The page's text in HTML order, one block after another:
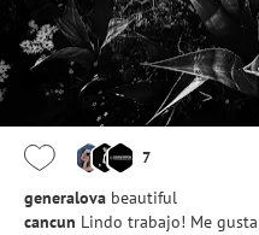
7
generalova beautiful
cancun Lindo trabajo! Me